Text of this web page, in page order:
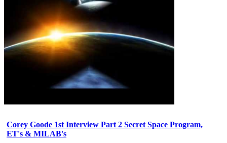
Corey Goode 1st Interview Part 2 Secret Space Program,
ET's & MILAB's